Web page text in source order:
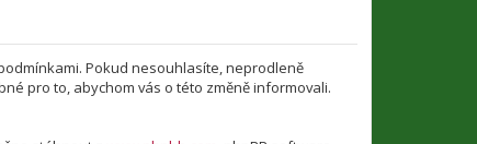
podmínkami. Pokud nesouhlasíte, neprodleně
pro to, abychom vás o této změně informovali.